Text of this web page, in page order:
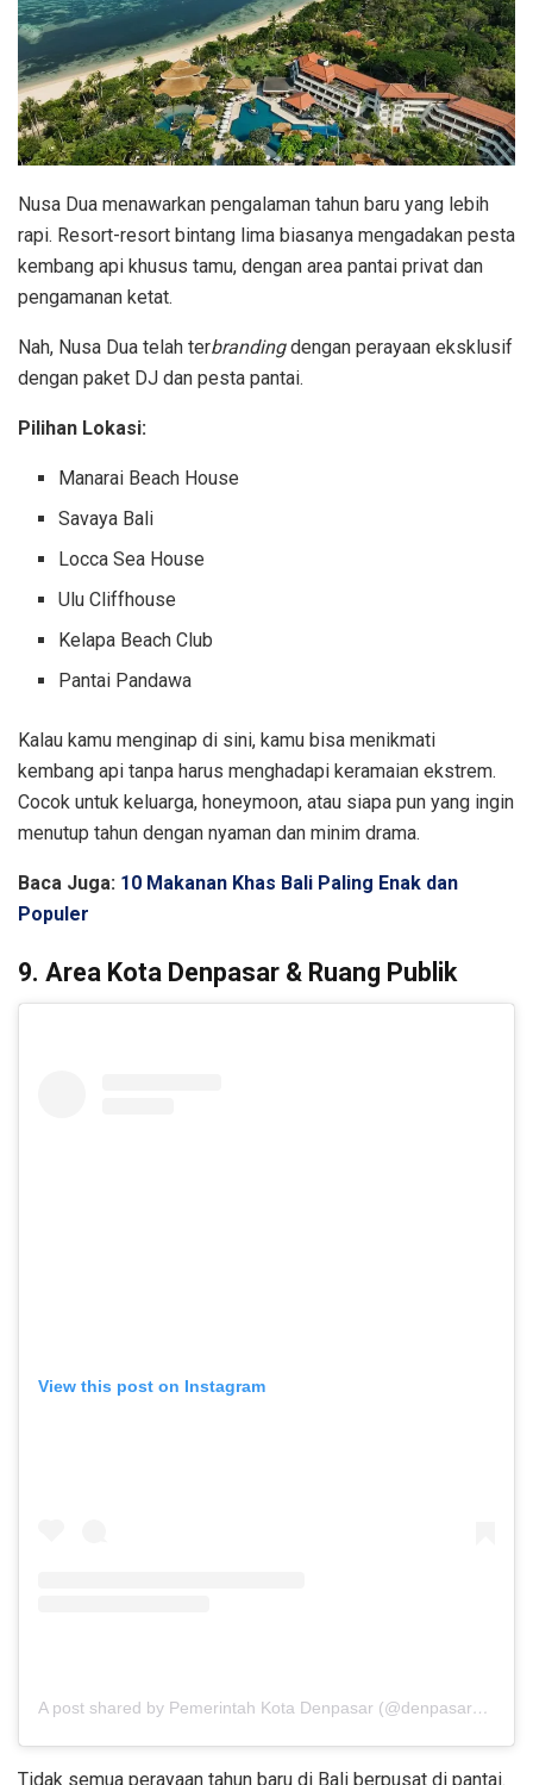
Nusa Dua menawarkan pengalaman tahun baru yang lebih
rapi. Resort-resort bintang lima biasanya mengadakan pesta
kembang api khusus tamu, dengan area pantai privat dan
pengamanan ketat.
Nah, Nusa Dua telah terbrandingdengan perayaan eksklusif
dengan paket DJ dan pesta pantai.
Pilihan Lokasi:
Manarai Beach House
Savaya Bali
Locca Sea House
Ulu Cliffhouse
Kelapa Beach Club
Pantai Pandawa
Kalau kamu menginap di sini, kamu bisa menikmati
kembang api tanpa harus menghadapi keramaian ekstrem.
Cocok untuk keluarga, honeymoon, atau siapa pun yang ingin
menutup tahun dengan nyaman dan minim drama.
Baca Juga: 10 Makanan Khas Bali Paling Enak dan
Populer
9. Area Kota Denpasar & Ruang Publik
View this post on Instagram
A post shared by Pemerintah Kota Denpasar (@denpasarkota)
Tidak semua perayaan tahun baru di Bali berpusat di pantai.